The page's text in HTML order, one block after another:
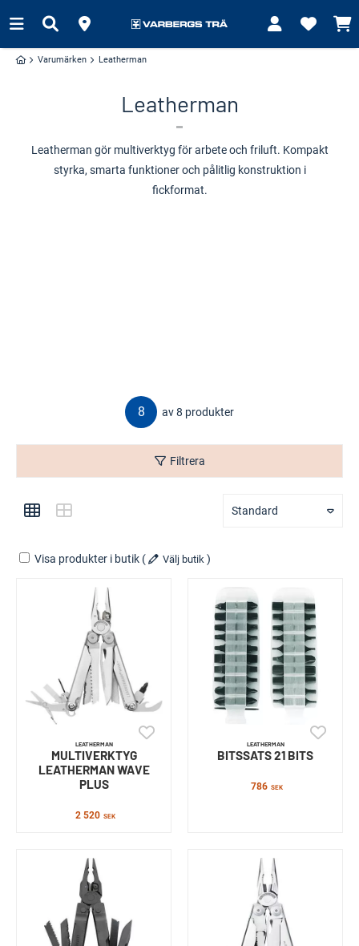
Varumärken Leatherman
Leatherman
Leatherman gör multiverktyg för arbete och friluft. Kompakt
styrka, smarta funktioner och pålitlig konstruktion i
fickformat.
8 av 8 produkter
Filtrera
Standard
Visa produkter i butik ( Välj butik )
LEATHERMAN
MULTIVERKTYG
LEATHERMAN WAVE
PLUS
2 520 SEK
LEATHERMAN
BITSSATS 21 BITS
786 SEK